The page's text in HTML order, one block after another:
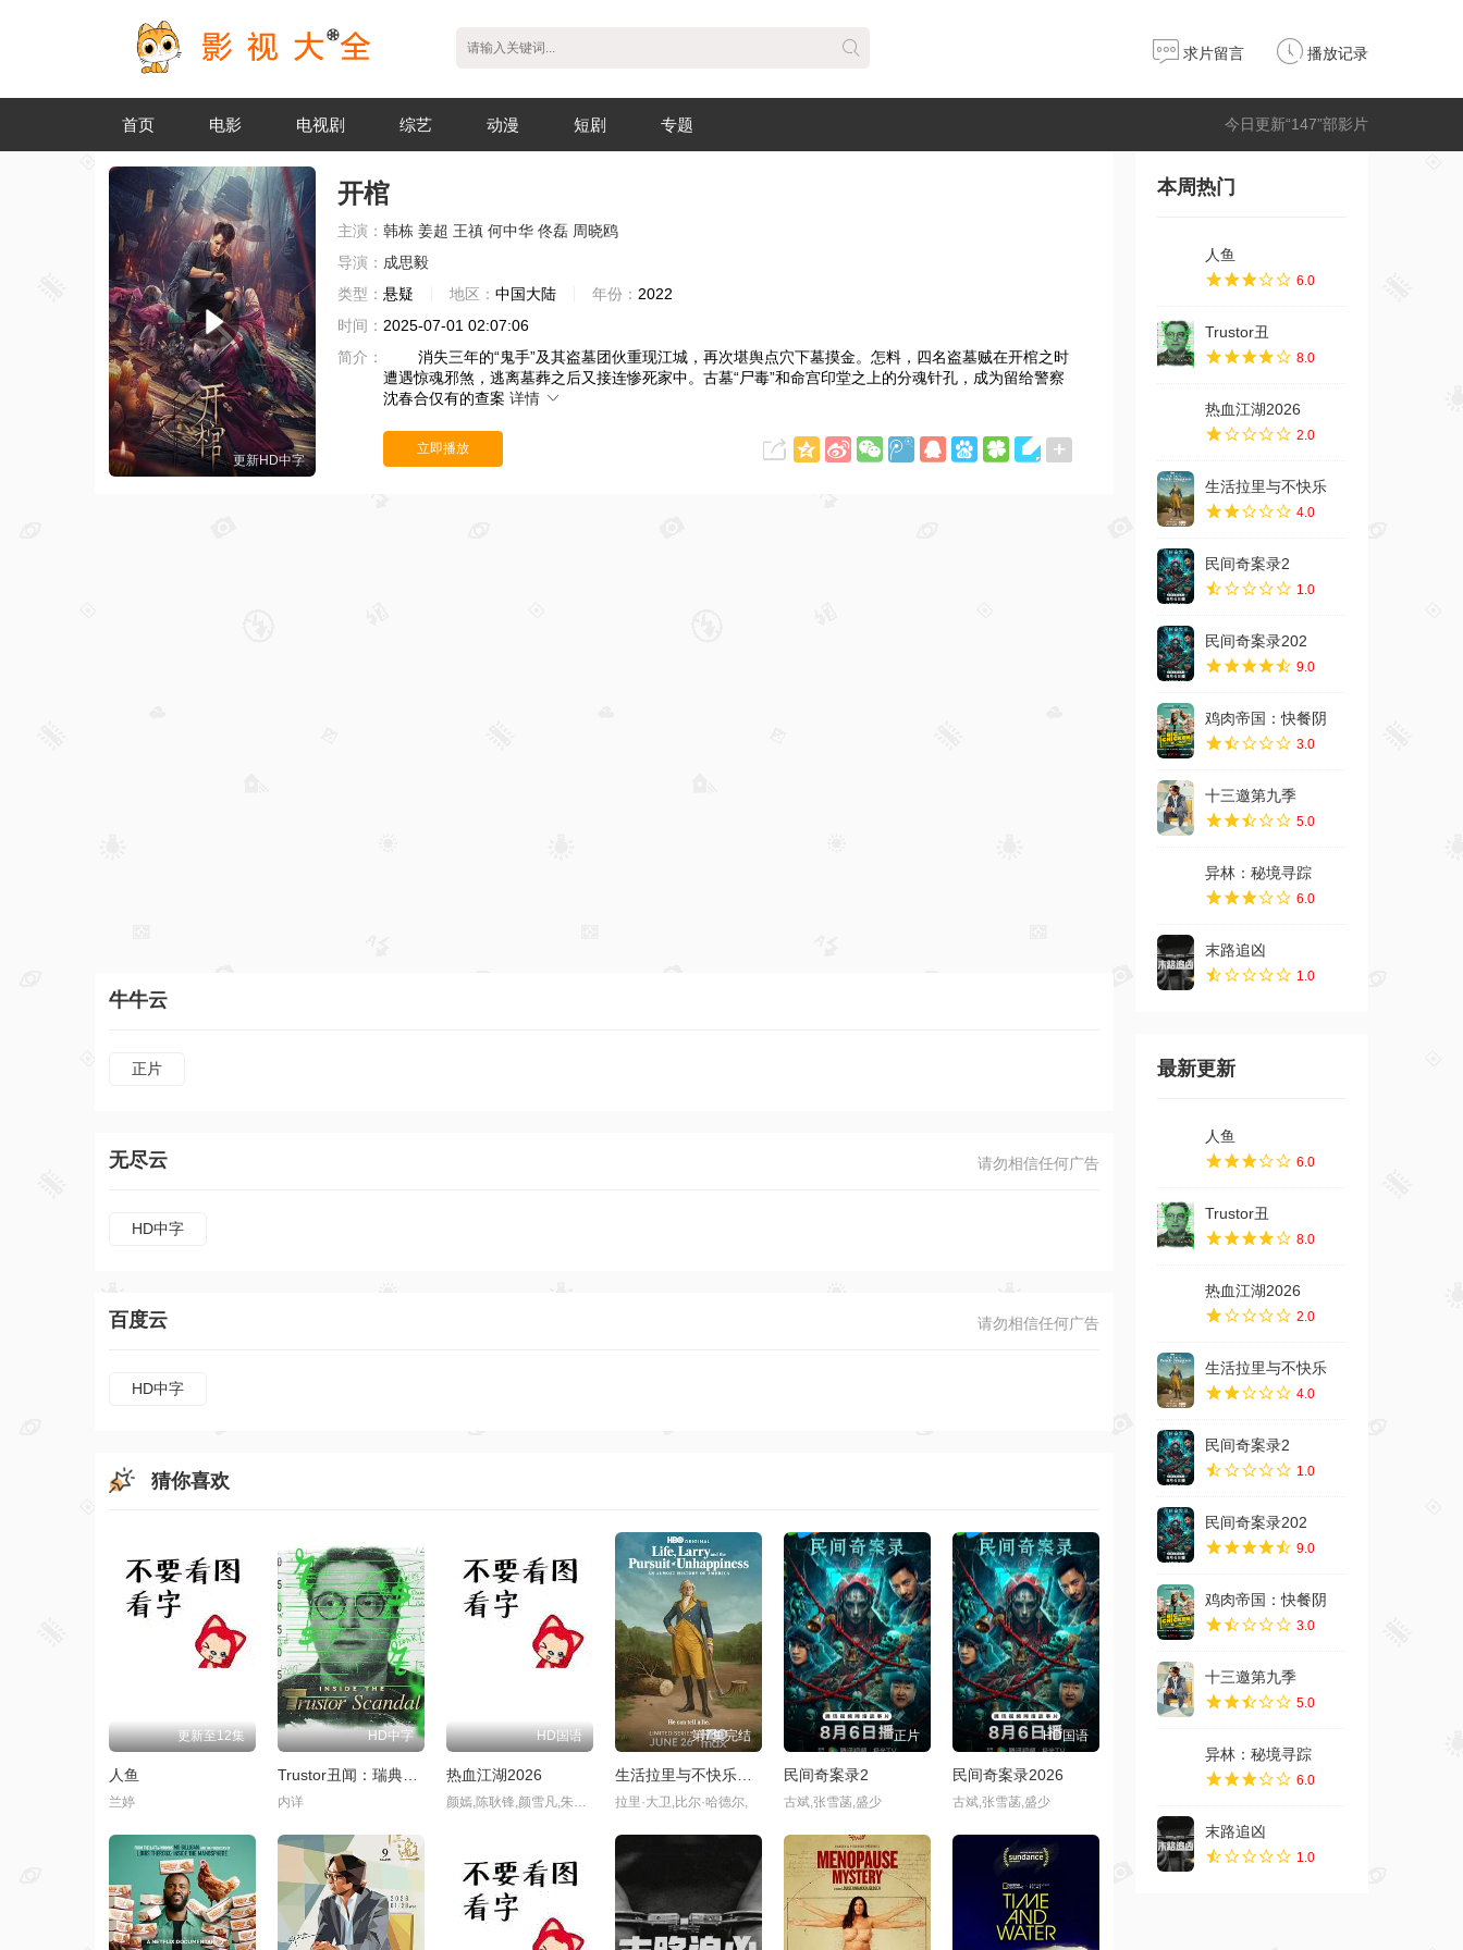
求片留言 播放记录
今日更新“147”部影片
首页 电影 电视剧 综艺 动漫 短剧 专题
更新HD中字
开棺
主演： 韩栋 姜超 王禛 何中华 佟磊 周晓鸥
导演： 成思毅
类型： 悬疑 地区： 中国大陆 年份： 2022
时间： 2025-07-01 02:07:06
简介：
消失三年的“鬼手”及其盗墓团伙重现江城，再次堪舆点穴下墓摸金。怎料，四名盗墓贼在开棺之时
遭遇惊魂邪煞，逃离墓葬之后又接连惨死家中。古墓“尸毒”和命宫印堂之上的分魂针孔，成为留给警察
沈春合仅有的查案 详情
立即播放
牛牛云
正片
请勿相信任何广告
无尽云
HD中字
请勿相信任何广告
百度云
HD中字
猜你喜欢
更新至12集
人鱼
兰婷
HD中字
Trustor丑闻：瑞典金融案内幕
内详
HD国语
热血江湖2026
颜嫣,陈耿锋,颜雪凡,朱瑞祥,钟夫翔
第7集完结
生活拉里与不快乐的追求 一部美国史
拉里·大卫,比尔·哈德尔,
正片
民间奇案录2
古斌,张雪菡,盛少
HD国语
民间奇案录2026
古斌,张雪菡,盛少
本周热门
人鱼
6.0
Trustor丑
8.0
热血江湖2026
2.0
生活拉里与不快乐
4.0
民间奇案录2
1.0
民间奇案录202
9.0
鸡肉帝国：快餐阴
3.0
十三邀第九季
5.0
异林：秘境寻踪
6.0
末路追凶
1.0
最新更新
人鱼
6.0
Trustor丑
8.0
热血江湖2026
2.0
生活拉里与不快乐
4.0
民间奇案录2
1.0
民间奇案录202
9.0
鸡肉帝国：快餐阴
3.0
十三邀第九季
5.0
异林：秘境寻踪
6.0
末路追凶
1.0